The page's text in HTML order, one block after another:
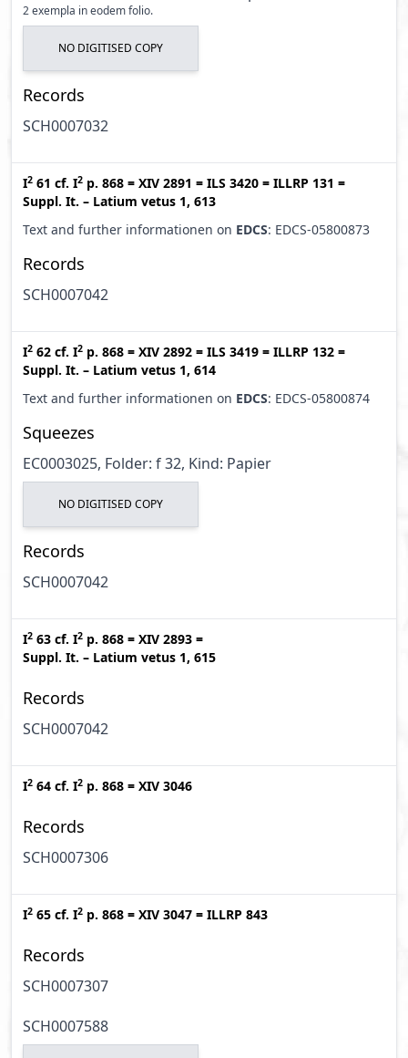
2 exempla in eodem folio.
NO DIGITISED COPY
Records
SCH0007032
I2 61 cf. I2 p. 868 = XIV 2891 = ILS 3420 = ILLRP 131 =
Suppl. It. – Latium vetus 1, 613
Text and further informationen on EDCS: EDCS-05800873
Records
SCH0007042
I2 62 cf. I2 p. 868 = XIV 2892 = ILS 3419 = ILLRP 132 =
Suppl. It. – Latium vetus 1, 614
Text and further informationen on EDCS: EDCS-05800874
Squeezes
EC0003025, Folder: f 32, Kind: Papier
NO DIGITISED COPY
Records
SCH0007042
I2 63 cf. I2 p. 868 = XIV 2893 =
Suppl. It. – Latium vetus 1, 615
Records
SCH0007042
I2 64 cf. I2 p. 868 = XIV 3046
Records
SCH0007306
I2 65 cf. I2 p. 868 = XIV 3047 = ILLRP 843
Records
SCH0007307
SCH0007588